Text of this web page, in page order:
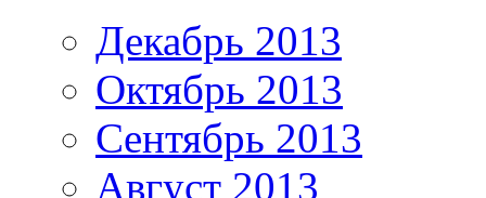
Декабрь 2013
Октябрь 2013
Сентябрь 2013
Август 2013